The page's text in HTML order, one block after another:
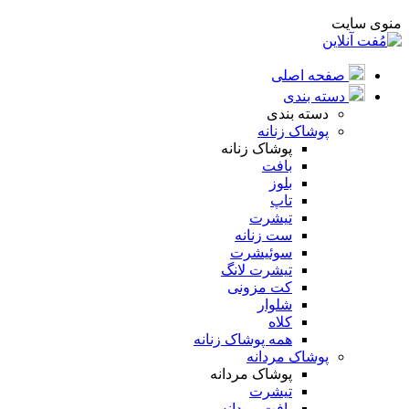
منوی سایت
صفحه اصلی
دسته بندی
دسته بندی
پوشاک زنانه
پوشاک زنانه
بافت
بلوز
تاپ
تیشرت
ست زنانه
سوئیشرت
تیشرت لانگ
کت مزونی
شلوار
کلاه
همه پوشاک زنانه
پوشاک مردانه
پوشاک مردانه
تیشرت